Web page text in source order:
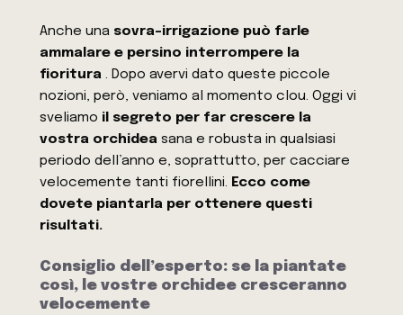
Anche una sovra-irrigazione può farle
ammalare e persino interrompere la
fioritura . Dopo avervi dato queste piccole
nozioni, però, veniamo al momento clou. Oggi vi
sveliamo il segreto per far crescere la
vostra orchidea sana e robusta in qualsiasi
periodo dell’anno e, soprattutto, per cacciare
velocemente tanti fiorellini. Ecco come
dovete piantarla per ottenere questi
risultati.
Consiglio dell’esperto: se la piantate
così, le vostre orchidee cresceranno
velocemente